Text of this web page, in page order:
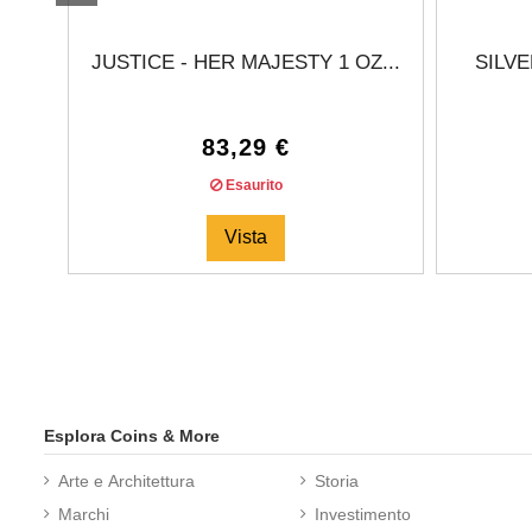
JUSTICE - HER MAJESTY 1 OZ...
83,29 €
Esaurito
Vista
Esplora Coins & More
Arte e Architettura
Marchi
Storia
Investimento